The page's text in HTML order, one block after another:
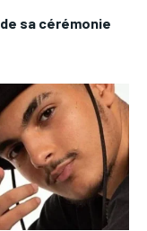
sa cérémonie